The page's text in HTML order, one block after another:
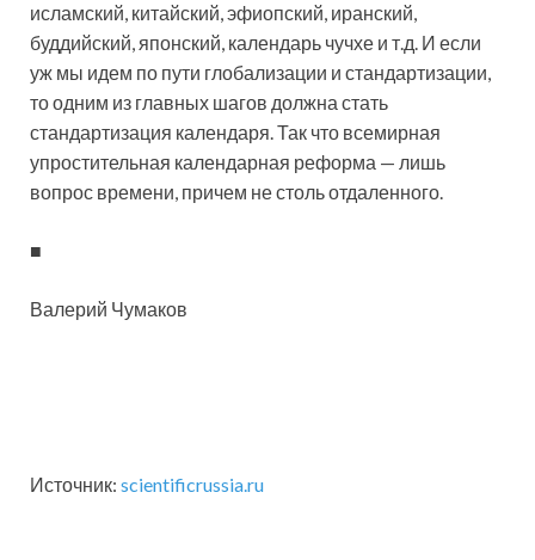
исламский, китайский, эфиопский, иранский,
буддийский, японский, календарь чучхе и т.д. И если
уж мы идем по пути глобализации и стандартизации,
то одним из главных шагов должна стать
стандартизация календаря. Так что всемирная
упростительная календарная реформа — лишь
вопрос времени, причем не столь отдаленного.
■
Валерий Чумаков
Источник: scientificrussia.ru